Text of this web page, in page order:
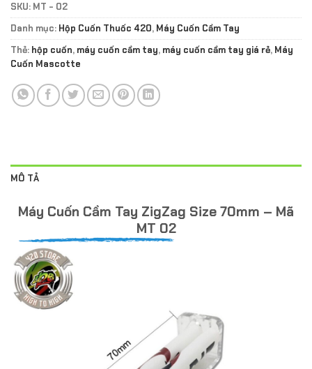
SKU: MT - 02
Danh mục: Hộp Cuốn Thuốc 420, Máy Cuốn Cầm Tay
Thẻ: hộp cuốn, máy cuốn cầm tay, máy cuốn cầm tay giá rẻ, Máy
Cuốn Mascotte
MÔ TẢ
Máy Cuốn Cầm Tay ZigZag Size 70mm – Mã
MT 02